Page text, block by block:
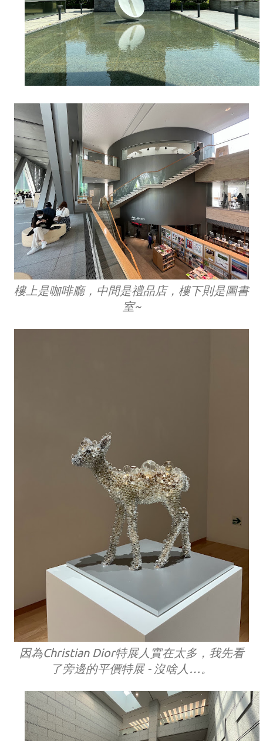
樓上是咖啡廳，中間是禮品店，樓下則是圖書
室~
因為Christian Dior特展人實在太多，我先看
了旁邊的平價特展 - 沒啥人…。